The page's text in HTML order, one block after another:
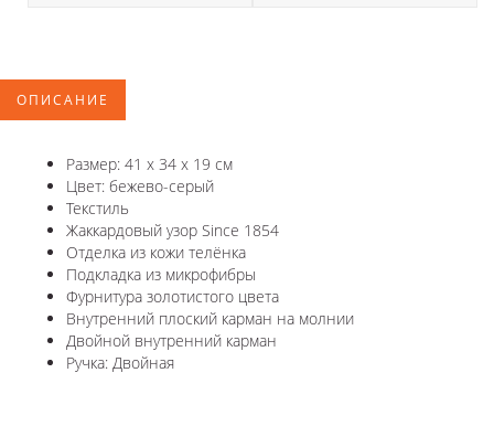
ОПИСАНИЕ
Размер: 41 x 34 x 19 см
Цвет: бежево-серый
Текстиль
Жаккардовый узор Since 1854
Отделка из кожи телёнка
Подкладка из микрофибры
Фурнитура золотистого цвета
Внутренний плоский карман на молнии
Двойной внутренний карман
Ручка: Двойная